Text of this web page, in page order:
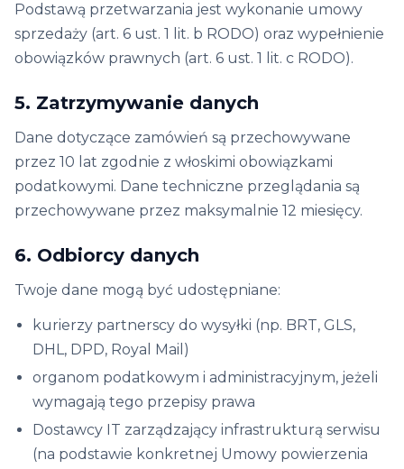
Podstawą przetwarzania jest wykonanie umowy
sprzedaży (art. 6 ust. 1 lit. b RODO) oraz wypełnienie
obowiązków prawnych (art. 6 ust. 1 lit. c RODO).
5. Zatrzymywanie danych
Dane dotyczące zamówień są przechowywane
przez 10 lat zgodnie z włoskimi obowiązkami
podatkowymi. Dane techniczne przeglądania są
przechowywane przez maksymalnie 12 miesięcy.
6. Odbiorcy danych
Twoje dane mogą być udostępniane:
kurierzy partnerscy do wysyłki (np. BRT, GLS,
DHL, DPD, Royal Mail)
organom podatkowym i administracyjnym, jeżeli
wymagają tego przepisy prawa
Dostawcy IT zarządzający infrastrukturą serwisu
(na podstawie konkretnej Umowy powierzenia